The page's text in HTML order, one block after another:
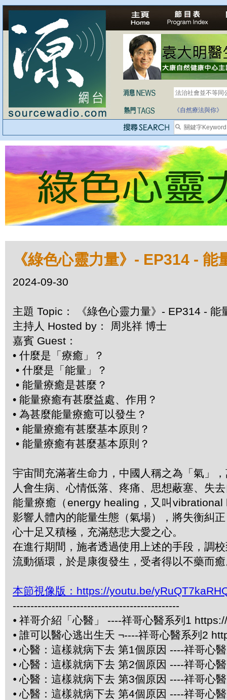
法治社會並不等同
自家教育合法化-
《自然療法與你》
《綠色心靈力量》- EP314 - 能
2024-09-30
主題 Topic： 《綠色心靈力量》- EP314 - 能
主持人 Hosted by： 周兆祥 博士
嘉賓 Guest：
• 什麼是「療癒」？
• 什麼是「能量」？
• 能量療癒是甚麼？
• 能量療癒有甚麼益處、作用？
• 為甚麼能量療癒可以發生？
• 能量療癒有甚麼基本原則？
• 能量療癒有甚麼基本原則？
宇宙間充滿著生命力，中國人稱之為「氣」
人會生病、心情低落、疼痛、思想蔽塞、失
能量療癒（energy healing，又叫
影響人體內的能量生態（氣場），將失衡糾
心十足又積極，充滿慈悲大愛之心。
在進行期間，施者透過使用上述的手段，調
流動循環，於是康復發生，受者得以不藥而
本節視像版：https://youtu.be/
-----------------------------------------------
⦁ 祥哥介紹「心醫」 ----祥哥心醫系列1
⦁ 誰可以醫心逃出生天 ¬----祥哥心醫系列2
⦁ 心醫：這樣就病下去 第1個原因 ----祥哥心
⦁ 心醫：這樣就病下去 第2個原因 ----祥哥心
⦁ 心醫：這樣就病下去 第3個原因 ----祥哥心
⦁ 心醫：這樣就病下去 第4個原因 ----祥哥心